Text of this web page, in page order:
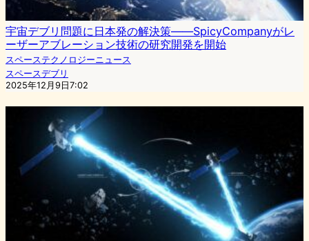
宇宙デブリ問題に日本発の解決策——SpicyCompanyがレ
ーザーアブレーション技術の研究開発を開始
スペーステクノロジーニュース
スペースデブリ
2025年12月9日7:02